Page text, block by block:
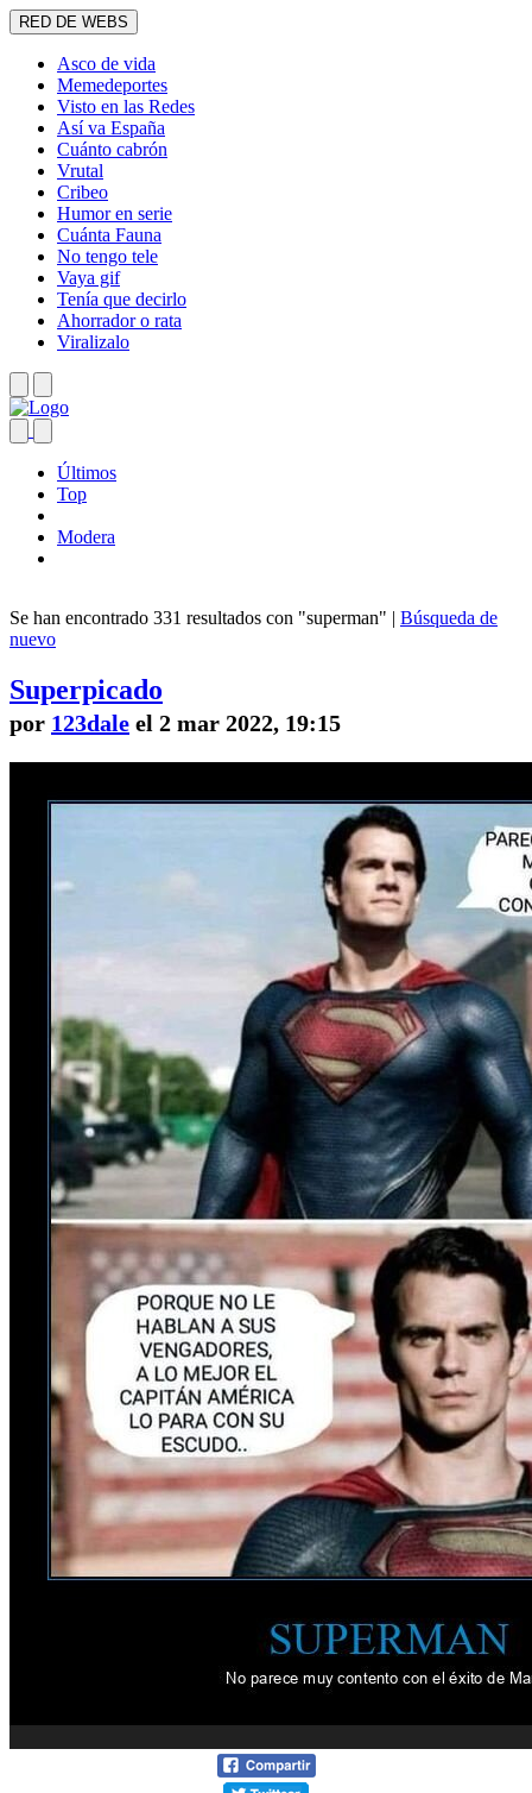
RED DE WEBS
Asco de vida
Memedeportes
Visto en las Redes
Así va España
Cuánto cabrón
Vrutal
Cribeo
Humor en serie
Cuánta Fauna
No tengo tele
Vaya gif
Tenía que decirlo
Ahorrador o rata
Viralizalo
Últimos
Top
Modera
Se han encontrado 331 resultados con "superman" | Búsqueda de
nuevo
Superpicado
por 123dale el 2 mar 2022, 19:15